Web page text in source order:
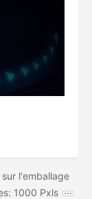
l'emballage
1000 Pxls